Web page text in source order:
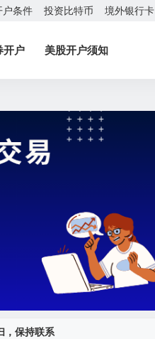
户条件 投资比特币 境外银行卡
开户 美股开户须知
，保持联系